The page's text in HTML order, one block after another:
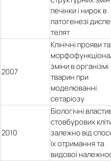
печінки і нирок в
патогенезі
телят
2007
Клінічні прояви та
зміни в організмі
тварин при
моделюванні
сетаріозу
2010
Біологічні
стовбурових
залежно від
їх отримання та
видової